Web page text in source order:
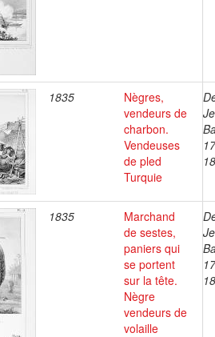
1835
Nègres,
vendeurs de
charbon.
Vendeuses
de pled
Turquie
1835
Marchand
de sestes,
paniers qui
se portent
sur la tête.
Nègre
vendeurs de
volaille